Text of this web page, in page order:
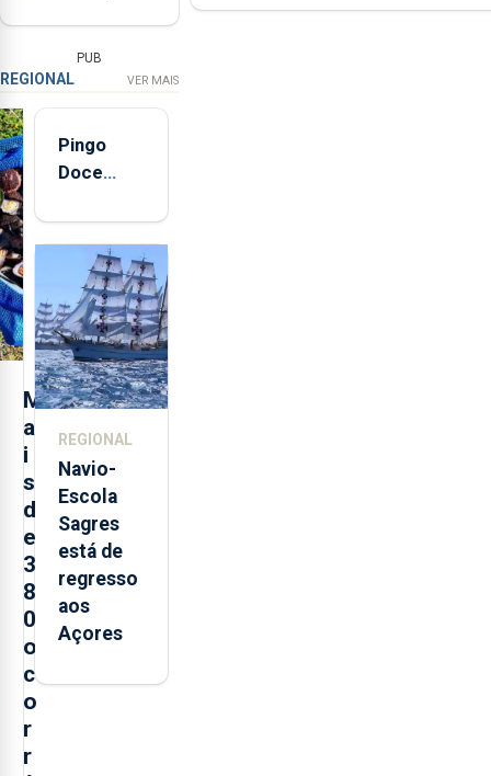
PUB
REGIONAL VER MAIS
M
a
i
s
d
e
3
8
0
o
c
o
r
r
Pingo
Doce
quinta-
feira nova
loja em
São
Sebastião
e cria 30
postos de
REGIONAL
Navio-
Escola
Sagres
está de
regresso
aos
Açores